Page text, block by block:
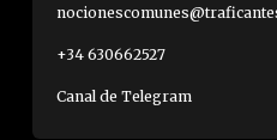
+34 630662527
Canal de Telegram